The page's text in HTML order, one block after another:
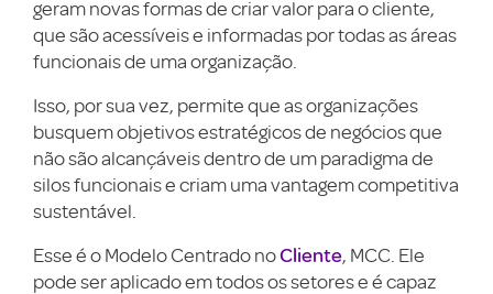
geram novas formas de criar valor para o cliente,
que são acessíveis e informadas por todas as áreas
funcionais de uma organização.
Isso, por sua vez, permite que as organizações
busquem objetivos estratégicos de negócios que
não são alcançáveis dentro de um paradigma de
silos funcionais e criam uma vantagem competitiva
sustentável.
Esse é o Modelo Centrado noCliente, MCC. Ele
pode ser aplicado em todos os setores e é capaz